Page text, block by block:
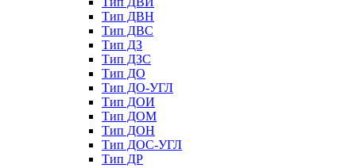
Тип ДВН
Тип ДВС
Тип ДЗ
Тип ДЗС
Тип ДО
Тип ДО-УГЛ
Тип ДОИ
Тип ДОМ
Тип ДОН
Тип ДОС-УГЛ
Тип ДР